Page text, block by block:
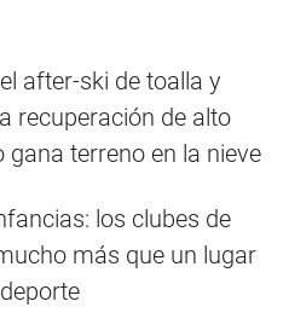
after-ski de toalla y
recuperación de alto
gana terreno en la nieve
los clubes de
más que un lugar